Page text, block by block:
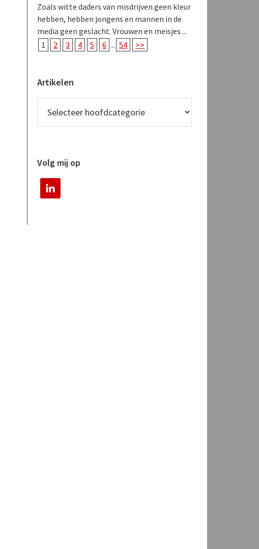
Zoals witte daders van misdrijven geen kleur
hebben, hebben jongens en mannen in de
media geen geslacht. Vrouwen en meisjes ...
1
2 3 4 5 6 ... 54 >>
Artikelen
Volg mij op